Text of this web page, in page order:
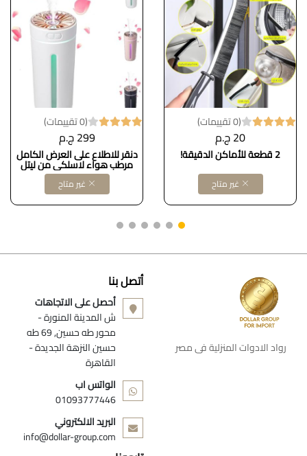
(0 تقييمات)
20 ج.م
2 قطعة للأماكن الدقيقة!
غير متاح
(0 تقييمات)
299 ج.م
دنقر للاطلاع على العرض الكامل
مرطب هواء لاسلكي من ليتل
وايت دك، برذاذ بارد، مزود بإضاءة
ليلية، بدون ماء، إيقاف تلقائي،
سعة 300 مل، مناسب لغرفة
النوم كود B09P1CLQ88
غير متاح
رواد الادوات المنزلية فى مصر
أتصل بنا
أحصل على الاتجاهات
ش المدينة المنورة -
محور طه حسين, 69 طه
حسين النزهة الجديدة -
القاهرة
الواتس اب
01093777446
البريد الالكتروني
info@dollar-group.com